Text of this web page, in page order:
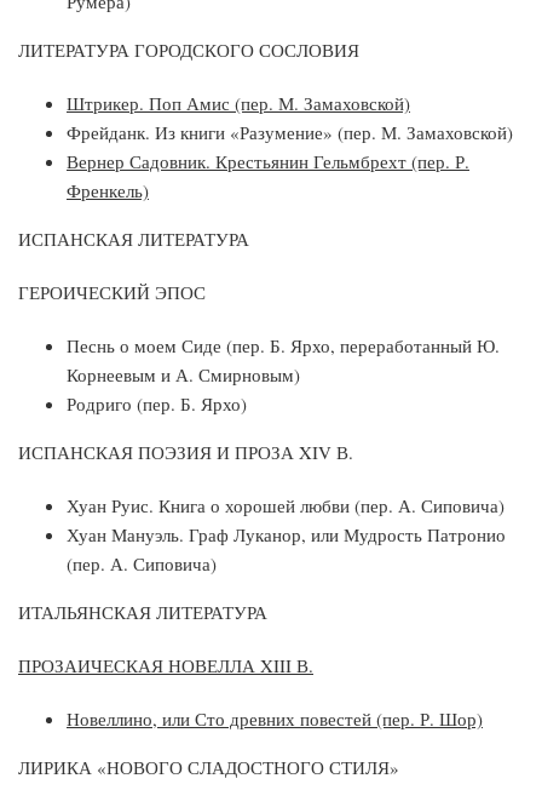
ЛИТЕРАТУРА ГОРОДСКОГО СОСЛОВИЯ
Штрикер. Поп Амис (пер. М. Замаховской)
Фрейданк. Из книги «Разумение» (пер. М. Замаховской)
Вернер Садовник. Крестьянин Гельмбрехт (пер. Р.
Френкель)
ИСПАНСКАЯ ЛИТЕРАТУРА
ГЕРОИЧЕСКИЙ ЭПОС
Песнь о моем Сиде (пер. Б. Ярхо, переработанный Ю.
Корнеевым и А. Смирно­вым)
Родриго (пер. Б. Ярхо)
ИСПАНСКАЯ ПОЭЗИЯ И ПРОЗА XIV В.
Хуан Руис. Книга о хорошей любви (пер. А. Сиповича)
Хуан Мануэль. Граф Луканор, или Мудрость Патронио
(пер. А. Сиповича)
ИТАЛЬЯНСКАЯ ЛИТЕРАТУРА
ПРОЗАИЧЕСКАЯ НОВЕЛЛА XIII В.
Новеллино, или Сто древних повестей (пер. Р. Шор)
ЛИРИКА «НОВОГО СЛАДОСТНОГО СТИЛЯ»